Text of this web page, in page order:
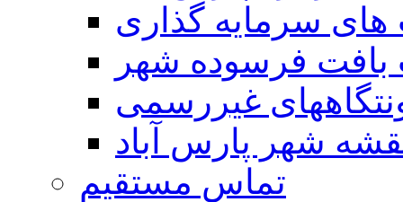
سرمایه گذاری
بافت فرسوده شهر
غیررسمی
شهر پارس آباد
تماس مستقیم